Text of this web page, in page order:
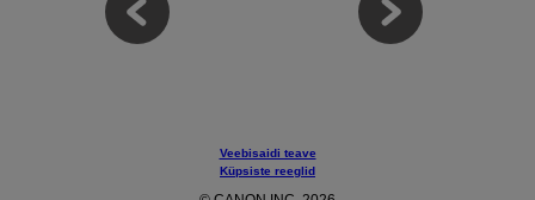
Veebisaidi teave
Küpsiste reeglid